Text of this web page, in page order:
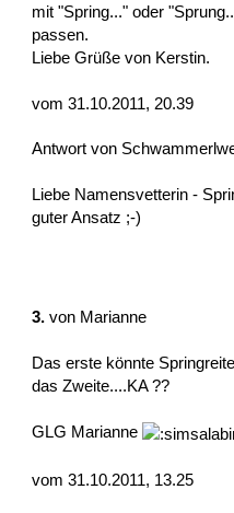
mit "Spring..." oder
passen.
Liebe Grüße von Kerstin.
vom 31.10.2011, 20.39
Antwort von
Liebe Namensvetterin -
guter Ansatz ;-)
3. von Marianne
Das erste könnte
das Zweite....KA ??
GLG Marianne
vom 31.10.2011, 13.25